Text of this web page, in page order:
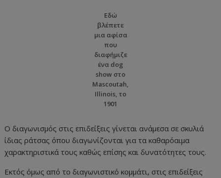
Εδώ
βλέπετε
μια αφίσα
που
διαφήμιζε
ένα dog
show στο
Mascoutah,
Illinois, το
1901
Ο διαγωνισμός στις επιδείξεις γίνεται ανάμεσα σε σκυλιά
ίδιας ράτσας όπου διαγωνίζονται για τα καθαρόαιμα
χαρακτηριστικά τους καθώς επίσης και δυνατότητες τους.
Εκτός όμως από το διαγωνιστικό κομμάτι, στις επιδείξεις